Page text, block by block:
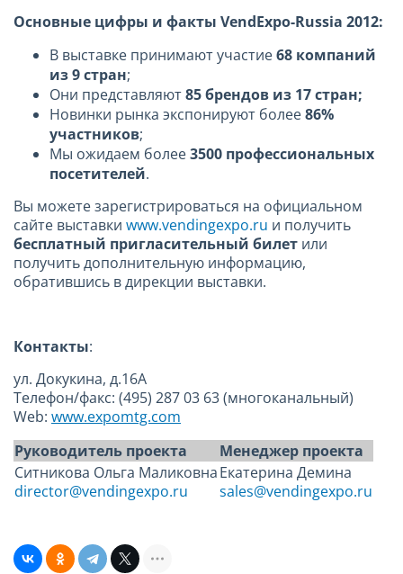
Основные цифры и факты VendExpo-Russia 2012:
В выставке принимают участие68 компаний
из 9 стран;
Они представляют85 брендов из 17 стран;
Новинки рынка экспонируют более86%
участников;
Мы ожидаем более3500 профессиональных
посетителей.
Вы можете зарегистрироваться на официальном
сайте выставки www.vendingexpo.ru и получить
бесплатный пригласительный билет или
получить дополнительную информацию,
обратившись в дирекции выставки.
Контакты:
ул. Докукина, д.16A
Телефон/факс: (495) 287 03 63 (многоканальный)
Web: www.expomtg.com
Руководитель проекта
Менеджер проекта
Ситникова Ольга Маликовна
director@vendingexpo.ru
Екатерина Демина
sales@vendingexpo.ru